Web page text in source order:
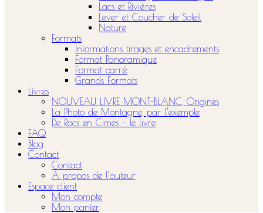
Lacs et Rivières
Lever et Coucher de Soleil
Nature
Formats
Informations tirages et encadrements
Format Panoramique
Format carré
Grands Formats
Livres
NOUVEAU LIVRE MONT-BLANC, Origines
La Photo de Montagne, par l’exemple
De Rocs en Cimes – le livre
FAQ
Blog
Contact
Contact
À propos de l’auteur
Espace client
Mon compte
Mon panier